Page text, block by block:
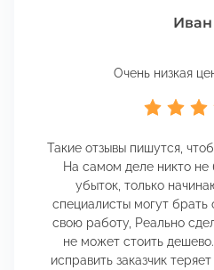
Иван
Очень низкая
Такие отзывы пишутся,
На самом деле никто не
убыток, только
специалисты могут брать
свою работу, Реально
не может стоить
исправить заказчик